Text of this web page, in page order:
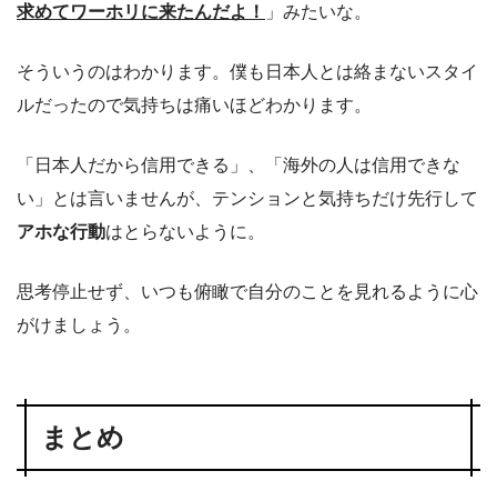
求めてワーホリに来たんだよ！
」みたいな。
そういうのはわかります。僕も日本人とは絡まないスタイ
ルだったので気持ちは痛いほどわかります。
「日本人だから信用できる」、「海外の人は信用できな
い」とは言いませんが、テンションと気持ちだけ先行して
アホな行動はとらないように。
思考停止せず、いつも俯瞰で自分のことを見れるように心
がけましょう。
まとめ